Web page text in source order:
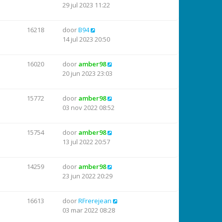
29 jul 2023 11:22
16218 doorB94
14 jul 2023 20:50
16020 door amber98
20 jun 2023 23:03
15772 door amber98
03 nov 2022 08:52
15754 door amber98
13 jul 2022 20:57
14259 door amber98
23 jun 2022 20:29
16613 doorRFrerejean
03 mar 2022 08:28